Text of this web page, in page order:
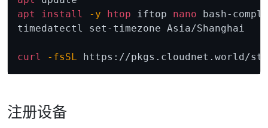
apt
install -y htop iftop nano bash-
timedatectl set-timezone Asia/Shanghai
curl -fsSL https://pkgs.cloudnet.world/
注册设备